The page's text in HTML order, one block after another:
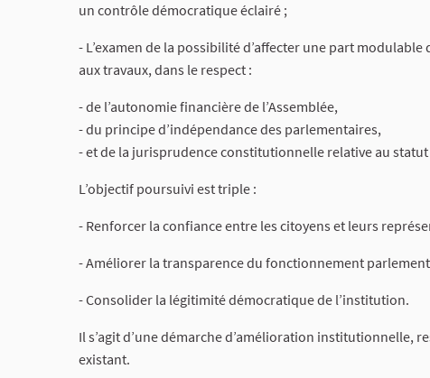
un contrôle démocratique éclairé ;
- L’examen de la possibilité d’affecter une part
aux travaux, dans le respect :
- de l’autonomie financière de l’Assemblée,
- du principe d’indépendance des parlementaires,
- et de la jurisprudence constitutionnelle relative au statut
L’objectif poursuivi est triple :
- Renforcer la confiance entre les citoyens et leurs
- Améliorer la transparence du fonctionnement
- Consolider la légitimité démocratique de l’institution.
Il s’agit d’une démarche d’amélioration institutionnelle,
existant.